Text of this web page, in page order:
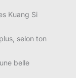
Kuang Si
selon ton
une belle